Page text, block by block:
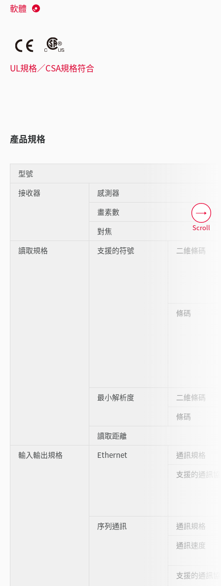
軟體
UL規格／CSA規格符合
產品規格
型號
接收器
感測器
畫素數
對焦
讀取規格
支援的符號 二維條碼
條碼
最小解析度
二維條碼
條碼
讀取距離
輸入輸出規格
Ethernet
通訊規格
支援的通訊
序列通訊
通訊規格
通訊速度
支援的通訊
Scroll